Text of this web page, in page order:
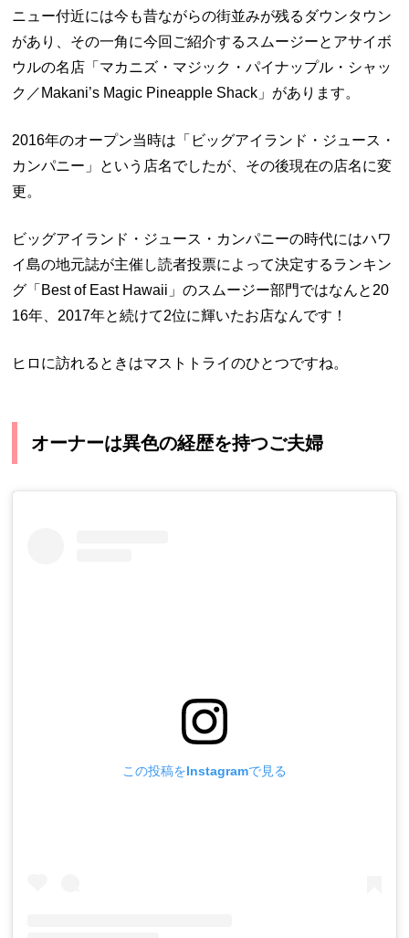
ニュー付近には今も昔ながらの街並みが残るダウンタウン
があり、その一角に今回ご紹介するスムージーとアサイボ
ウルの名店「マカニズ・マジック・パイナップル・シャッ
ク／Makani’s Magic Pineapple Shack」があります。
2016年のオープン当時は「ビッグアイランド・ジュース・
カンパニー」という店名でしたが、その後現在の店名に変
更。
ビッグアイランド・ジュース・カンパニーの時代にはハワ
イ島の地元誌が主催し読者投票によって決定するランキン
グ「Best of East Hawaii」のスムージー部門ではなんと20
16年、2017年と続けて2位に輝いたお店なんです！
ヒロに訪れるときはマストトライのひとつですね。
オーナーは異色の経歴を持つご夫婦
この投稿をInstagramで見る